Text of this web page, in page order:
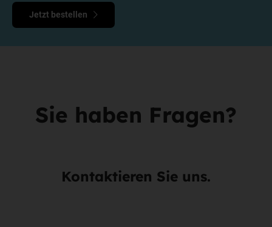
Jetzt bestellen
Sie haben Fragen?
Kontaktieren Sie uns.